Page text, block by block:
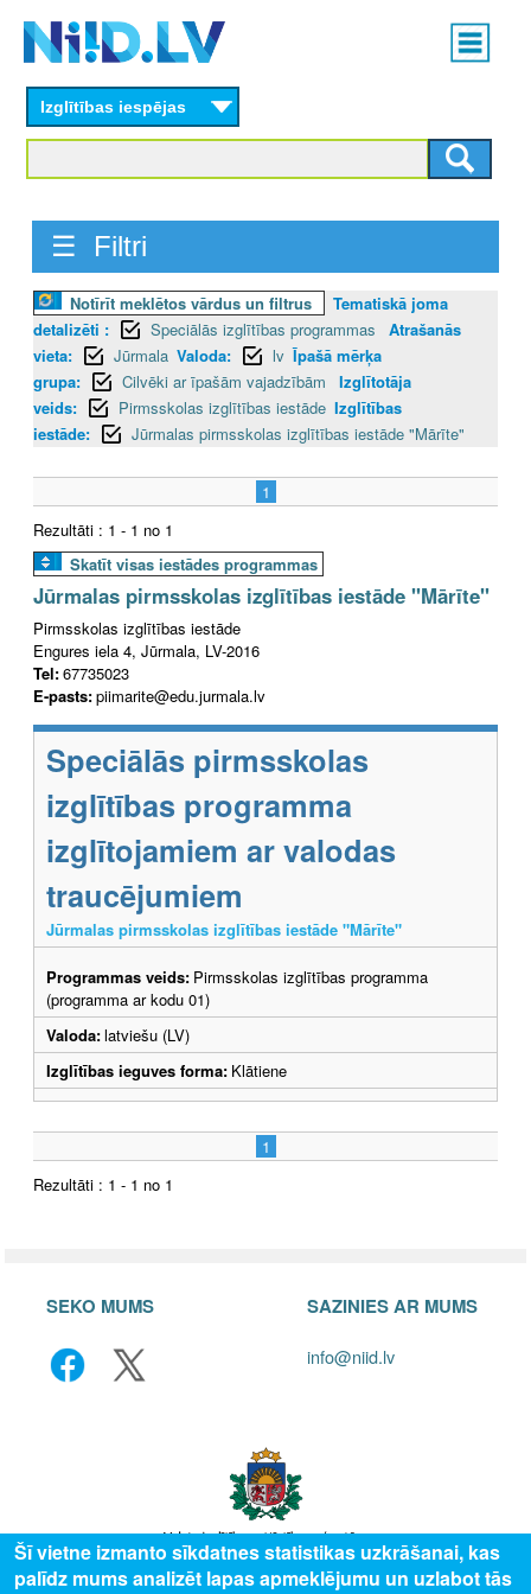
content
Main
menu
Izglītības iespējas
☰ Filtri
Notīrīt meklētos vārdus un filtrus
Tematiskā joma
detalizēti :
Speciālās izglītības programmas
Atrašanās
vieta:
Jūrmala Valoda: lv Īpašā mērķa
grupa:
Cilvēki ar īpašām vajadzībām
Izglītotāja
veids:
Pirmsskolas izglītības iestāde Izglītības
iestāde:
Jūrmalas pirmsskolas izglītības iestāde "Mārīte"
1
Rezultāti : 1 - 1 no 1
Skatīt visas iestādes programmas
Jūrmalas pirmsskolas izglītības iestāde "Mārīte"
Pirmsskolas izglītības iestāde
Engures iela 4, Jūrmala, LV-2016
Tel:67735023
E-pasts:piimarite@edu.jurmala.lv
Speciālās pirmsskolas
izglītības programma
izglītojamiem ar valodas
traucējumiem
Jūrmalas pirmsskolas izglītības iestāde "Mārīte"
Programmas veids: Pirmsskolas izglītības programma
(programma ar kodu 01)
Valoda:latviešu (LV)
Izglītības ieguves forma: Klātiene
1
Rezultāti : 1 - 1 no 1
SEKO MUMS SAZINIES AR MUMS
info@niid.lv
Šī vietne izmanto sīkdatnes statistikas uzkrāšanai, kas
palīdz mums analizēt lapas apmeklējumu un uzlabot tās